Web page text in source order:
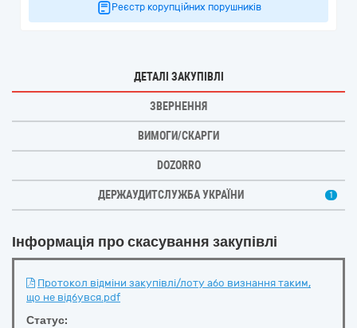
Реєстр корупційних порушників
ДЕТАЛІ ЗАКУПІВЛІ
ЗВЕРНЕННЯ
ВИМОГИ/СКАРГИ
DOZORRO
ДЕРЖАУДИТСЛУЖБА УКРАЇНИ 1
Інформація про скасування закупівлі
Протокол відміни закупівлі/лоту або визнання таким,
що не відбувся.pdf
Статус: